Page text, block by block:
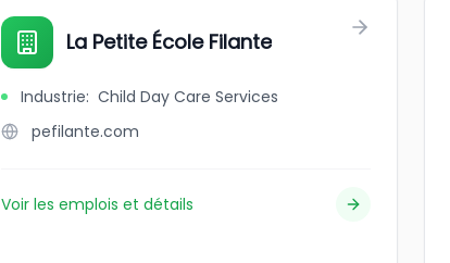
La Petite École Filante
Industrie: Child Day Care Services
pefilante.com
Voir les emplois et détails